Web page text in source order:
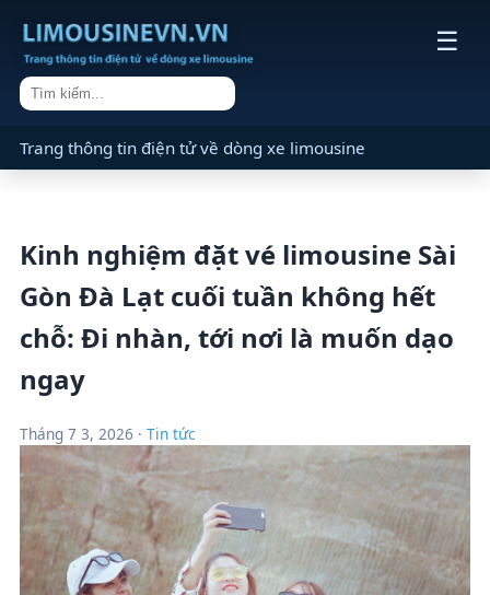
☰
Trang thông tin điện tử về dòng xe limousine
Kinh nghiệm đặt vé limousine Sài
Gòn Đà Lạt cuối tuần không hết
chỗ: Đi nhàn, tới nơi là muốn dạo
ngay
Tháng 7 3, 2026 · Tin tức